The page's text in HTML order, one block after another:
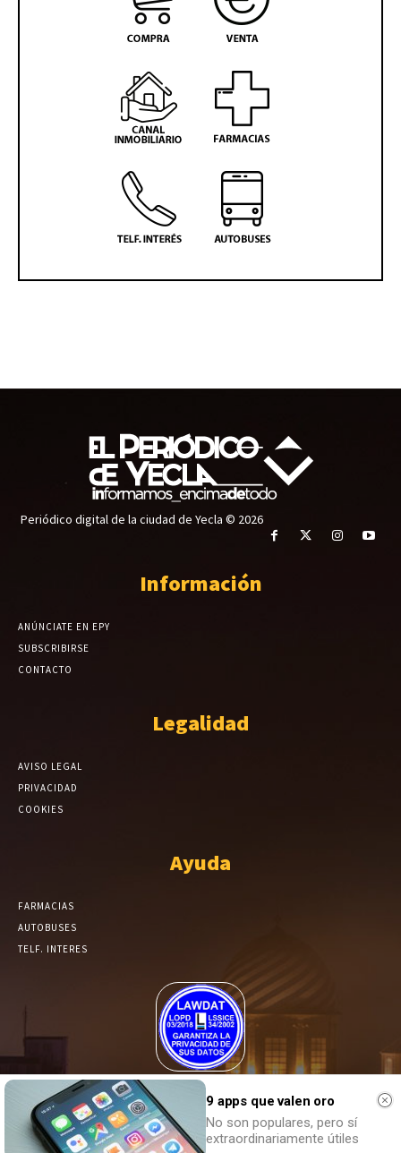
Periódico digital de la ciudad de Yecla © 2026
Información
ANÚNCIATE EN EPY
SUBSCRIBIRSE
CONTACTO
Legalidad
AVISO LEGAL
PRIVACIDAD
COOKIES
Ayuda
FARMACIAS
AUTOBUSES
TELF. INTERES
El Periódico de Yecla alcanza un grado más de compromiso en el
tratamiento de sus datos.9 apps que valen oro
No son populares, pero sí
extraordinariamente útiles